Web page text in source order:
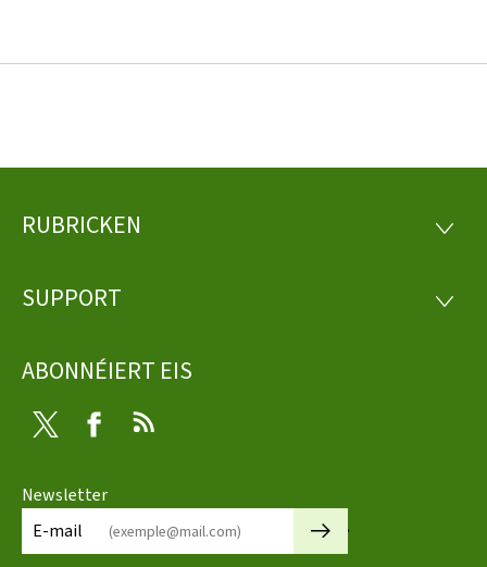
Fousszeil
RUBRICKEN
SUPPORT
ABONNÉIERT EIS
Twitter Facebook
Newsletter
E-mail
🡒